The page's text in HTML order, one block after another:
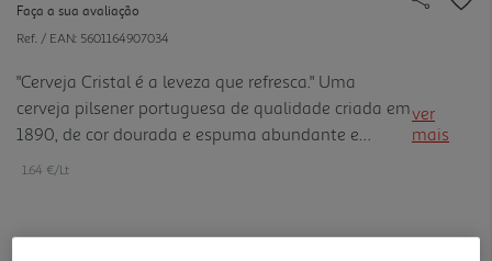
Faça a sua avaliação
Ref. / EAN: 5601164907034
"Cerveja Cristal é a leveza que refresca." Uma
cerveja pilsener portuguesa de qualidade criada em
1890, de cor dourada e espuma abundante e
estável. Possui uma leveza particular, ligeiramente
ver
mais
1.64 €/Lt